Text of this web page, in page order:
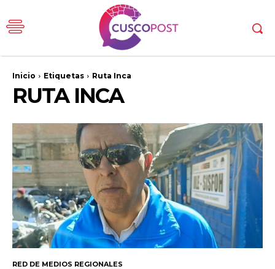
Inicio Etiquetas Ruta Inca
RUTA INCA
RED DE MEDIOS REGIONALES